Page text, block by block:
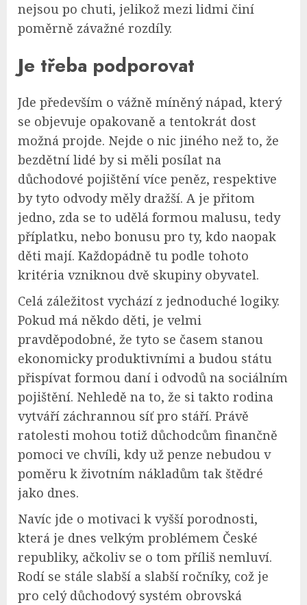
nejsou po chuti, jelikož mezi lidmi činí
poměrně závažné rozdíly.
Je třeba podporovat
Jde především o vážně míněný nápad, který
se objevuje opakovaně a tentokrát dost
možná projde. Nejde o nic jiného než to, že
bezdětní lidé by si měli posílat na
důchodové pojištění více peněz, respektive
by tyto odvody měly dražší. A je přitom
jedno, zda se to udělá formou malusu, tedy
příplatku, nebo bonusu pro ty, kdo naopak
děti mají. Každopádně tu podle tohoto
kritéria vzniknou dvě skupiny obyvatel.
Celá záležitost vychází z jednoduché logiky.
Pokud má někdo děti, je velmi
pravděpodobné, že tyto se časem stanou
ekonomicky produktivními a budou státu
přispívat formou daní i odvodů na sociálním
pojištění. Nehledě na to, že si takto rodina
vytváří záchrannou síť pro stáří. Právě
ratolesti mohou totiž důchodcům finančně
pomoci ve chvíli, kdy už penze nebudou v
poměru k životním nákladům tak štědré
jako dnes.
Navíc jde o motivaci k vyšší porodnosti,
která je dnes velkým problémem České
republiky, ačkoliv se o tom příliš nemluví.
Rodí se stále slabší a slabší ročníky, což je
pro celý důchodový systém obrovská